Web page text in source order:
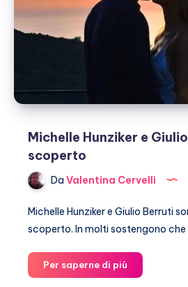
Michelle Hunziker e
scoperto
Da Valentina Cervelli
Michelle Hunziker e Giulio Berruti
scoperto. In molti sostengono
Per saperne di più
Hunziker